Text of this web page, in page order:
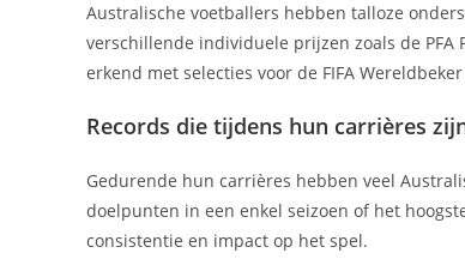
Australische voetballers hebben talloze
verschillende individuele prijzen zoals de PFA
erkend met selecties voor de FIFA
Records die tijdens hun carrières
Gedurende hun carrières hebben veel
doelpunten in een enkel seizoen of het
consistentie en impact op het spel.